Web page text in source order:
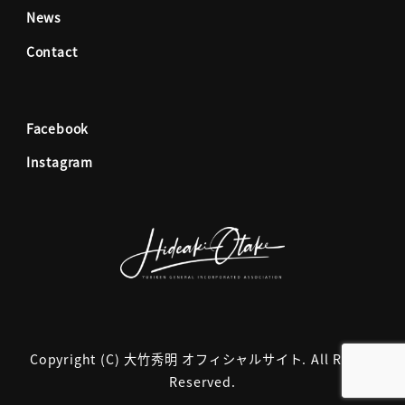
News
Contact
Facebook
Instagram
Copyright (C) 大竹秀明 オフィシャルサイト. All Rights
Reserved.